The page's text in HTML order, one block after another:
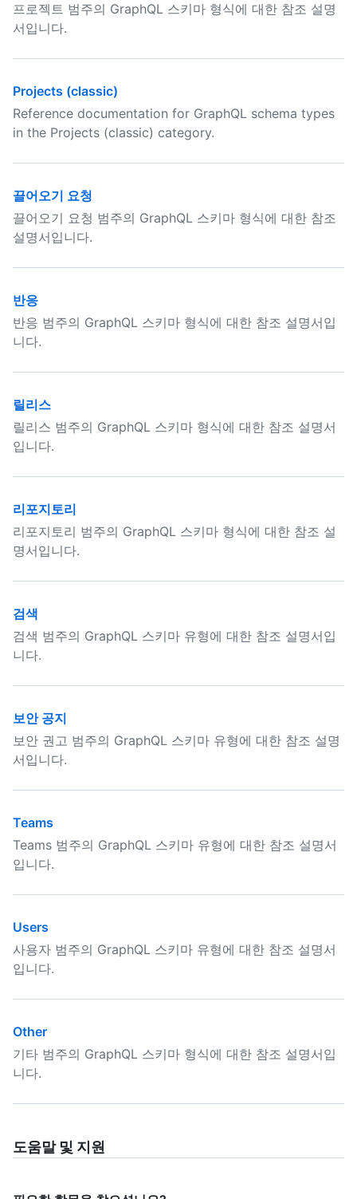
프로젝트 범주의 GraphQL 스키마 형식에 대한 참조 설명
서입니다.
Projects (classic)
Reference documentation for GraphQL schema types
in the Projects (classic) category.
끌어오기 요청
끌어오기 요청 범주의 GraphQL 스키마 형식에 대한 참조
설명서입니다.
반응
반응 범주의 GraphQL 스키마 형식에 대한 참조 설명서입
니다.
릴리스
릴리스 범주의 GraphQL 스키마 형식에 대한 참조 설명서
입니다.
리포지토리
리포지토리 범주의 GraphQL 스키마 형식에 대한 참조 설
명서입니다.
검색
검색 범주의 GraphQL 스키마 유형에 대한 참조 설명서입
니다.
보안 공지
보안 권고 범주의 GraphQL 스키마 유형에 대한 참조 설명
서입니다.
Teams
Teams 범주의 GraphQL 스키마 유형에 대한 참조 설명서
입니다.
Users
사용자 범주의 GraphQL 스키마 유형에 대한 참조 설명서
입니다.
Other
기타 범주의 GraphQL 스키마 형식에 대한 참조 설명서입
니다.
도움말 및 지원